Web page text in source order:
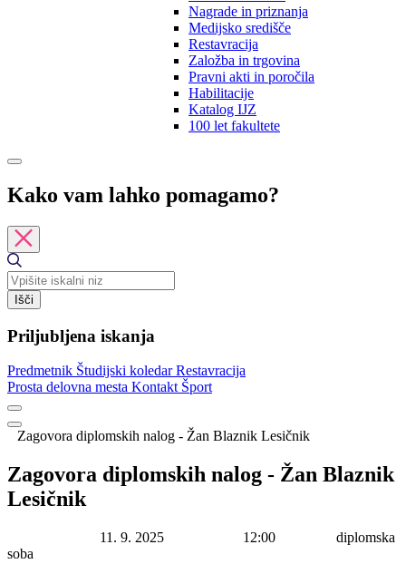
Nagrade in priznanja
Medijsko središče
Restavracija
Založba in trgovina
Pravni akti in poročila
Habilitacije
Katalog IJZ
100 let fakultete
Kako vam lahko pomagamo?
Išči
Priljubljena iskanja
Predmetnik Študijski koledarRestavracija
Prosta delovna mesta Kontakt Šport
Zagovora diplomskih nalog - Žan Blaznik Lesičnik
Zagovora diplomskih nalog - Žan Blaznik
Lesičnik
11. 9. 2025 12:00
diplomska
soba